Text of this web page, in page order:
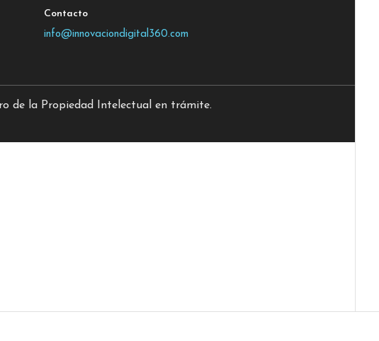
Contacto
info@innovaciondigital360.com
de la Propiedad Intelectual en trámite.